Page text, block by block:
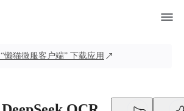
“懒猫微服客户端” 下载应用